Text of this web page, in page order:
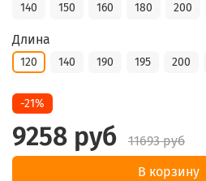
140
150 160 180 200
Длина
120 140 190 195 200
-21%
9258 руб
11693 руб
В корзину